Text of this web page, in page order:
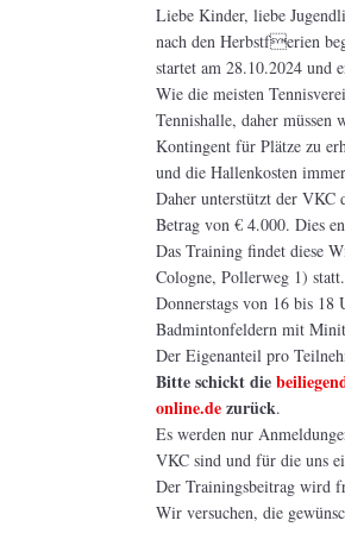
Liebe Kinder, liebe
nach den Herbstferien
startet am 28.10.2024 und
Wie die meisten
Tennishalle, daher müssen
Kontingent für Plätze zu
und die Hallenkosten
Daher unterstützt der VKC
Betrag von € 4.000. Dies
Das Training findet diese
Cologne, Pollerweg 1) statt.
Donnerstags von 16 bis 18
Badmintonfeldern mit
Der Eigenanteil pro
Bitte schickt die
online.dezurück.
Es werden nur
VKC sind und für die uns
Der Trainingsbeitrag wird
Wir versuchen, die